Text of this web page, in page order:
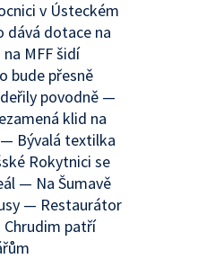
v Ústeckém
dotace na
MFF šidí
bude přesně
povodně —
klid na
Bývalá textilka
Rokytnici se
— Na Šumavě
— Restaurátor
patří